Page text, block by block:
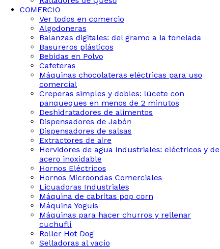
COMERCIO
Ver todos en comercio
Algodoneras
Balanzas digitales: del gramo a la tonelada
Basureros plásticos
Bebidas en Polvo
Cafeteras
Máquinas chocolateras eléctricas para uso
comercial
Creperas simples y dobles: lúcete con
panqueques en menos de 2 minutos
Deshidratadores de alimentos
Dispensadores de Jabón
Dispensadores de salsas
Extractores de aire
Hervidores de agua industriales: eléctricos y de
acero inoxidable
Hornos Eléctricos
Hornos Microondas Comerciales
Licuadoras Industriales
Máquina de cabritas pop corn
Máquina Yoguis
Máquinas para hacer churros y rellenar
cuchuflí
Roller Hot Dog
Selladoras al vacío